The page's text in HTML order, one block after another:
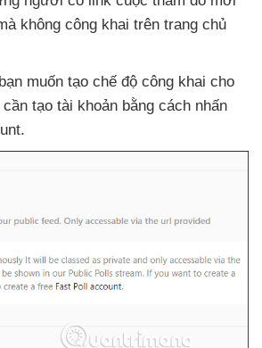
không công khai trên trang chủ
muốn tạo chế độ công khai cho
tạo tài khoản bằng cách nhấn